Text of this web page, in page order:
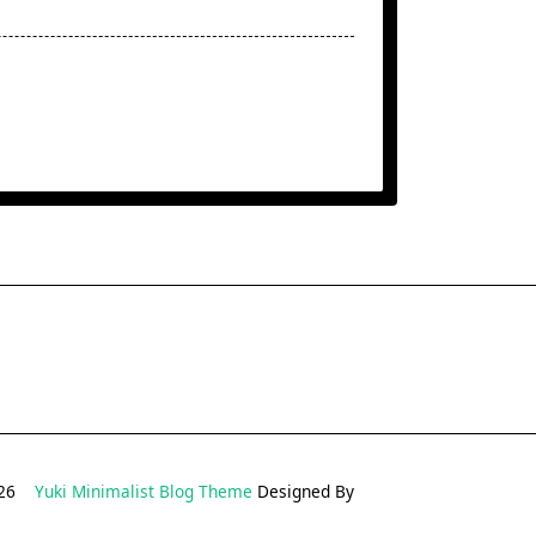
Yuki Minimalist Blog Theme Designed By